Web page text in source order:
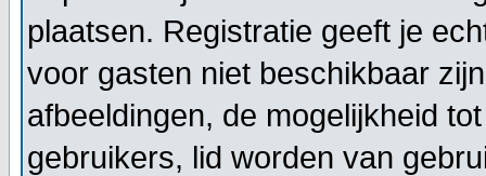
plaatsen. Registratie geeft je
voor gasten niet beschikbaar
afbeeldingen, de mogelijkheid
gebruikers, lid worden van